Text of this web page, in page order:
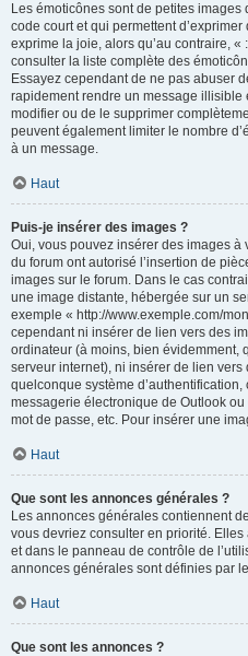
Les émoticônes sont de petites
code court et qui permettent
exprime la joie, alors qu’au contraire,
consulter la liste complète des
Essayez cependant de ne pas abuser
rapidement rendre un message
modifier ou de le supprimer
peuvent également limiter le nombre
à un message.
Haut
Puis-je insérer des images ?
Oui, vous pouvez insérer des images
du forum ont autorisé l’insertion de
images sur le forum. Dans le cas
une image distante, hébergée sur un
exemple « http://www.exemple.com/
cependant ni insérer de lien vers des
ordinateur (à moins, bien évidemment,
serveur internet), ni insérer de lien
quelconque système
messagerie électronique de Outlook
mot de passe, etc. Pour insérer une
Haut
Que sont les annonces générales ?
Les annonces générales contiennent
vous devriez consulter en priorité.
et dans le panneau de contrôle de
annonces générales sont définies par
Haut
Que sont les annonces ?